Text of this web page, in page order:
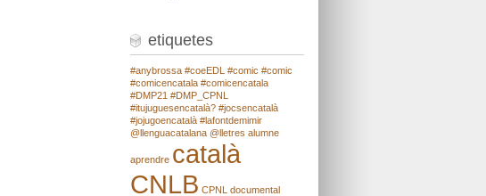
etiquetes
#anybrossa #coeEDL #comic #comic
#comicencatala #comicencatala
#DMP21 #DMP_CPNL
#itujuguesencatalà? #jocsencatalà
#jojugoencatalà #lafontdemimir
@llenguacatalana @lletres alumne
aprendre català
CNLB CPNL documental